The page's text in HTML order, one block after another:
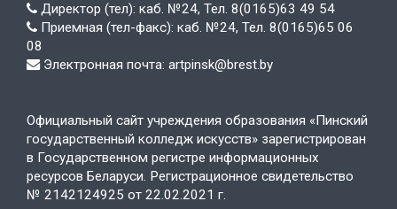
Директор (тел): каб. №24, Тел. 8(0165)63 49 54
Приемная (тел-факс): каб. №24, Тел. 8(0165)65 06
08
Электронная почта: artpinsk@brest.by
Официальный сайт учреждения образования «Пинский
государственный колледж искусств» зарегистрирован
в Государственном регистре информационных
ресурсов Беларуси. Регистрационное свидетельство
№ 2142124925 от 22.02.2021 г.